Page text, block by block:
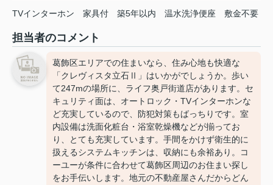
TVインターホン 家具付 築5年以内 温水洗浄便座 敷金不要
担当者のコメント
葛飾区エリアでの住まいなら、住み心地も快適な
「クレヴィスタ立石Ⅱ」はいかがでしょうか。歩い
て247mの場所に、ライフ奥戸街道店があります。セ
キュリティ面は、オートロック・TVインターホンな
ど充実しているので、防犯対策もばっちりです。室
内設備は洗面化粧台・浴室乾燥機などが揃ってお
り、とても充実しています。手間をかけず衛生的に
扱えるシステムキッチンは、収納にも余裕あり。コ
ーユーが条件に合わせて葛飾区周辺のお住まい探し
をお手伝いします。地元の不動産屋さんだからどん